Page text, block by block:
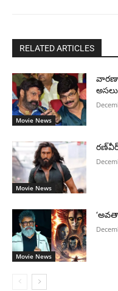
RELATED ARTICLES
Movie News
Movie News
రణ్‌వీర్
Movie News